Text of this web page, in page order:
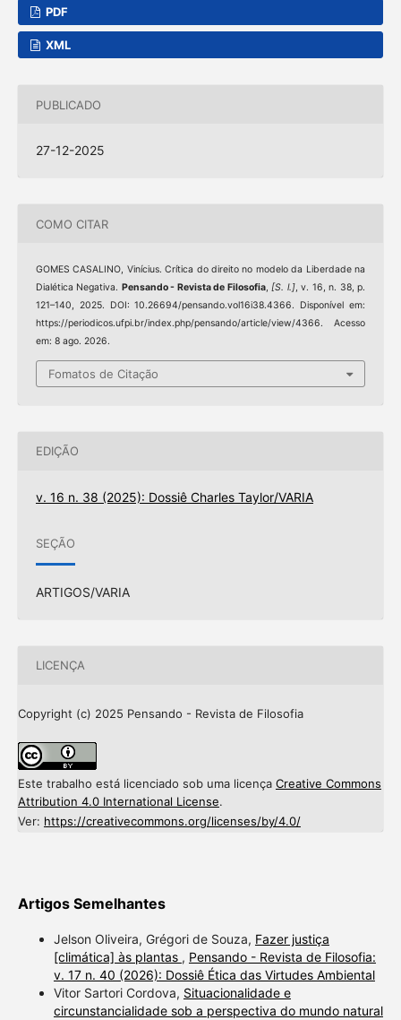
PDF
XML
PUBLICADO
27-12-2025
COMO CITAR
GOMES CASALINO, Vinícius. Crítica do direito no modelo da Liberdade na
Dialética Negativa. Pensando - Revista de Filosofia,[S. l.], v. 16, n. 38, p.
121–140, 2025. DOI: 10.26694/pensando.vol16i38.4366. Disponível em:
https://periodicos.ufpi.br/index.php/pensando/article/view/4366. Acesso
em: 8 ago. 2026.
Fomatos de Citação
EDIÇÃO
v. 16 n. 38 (2025): Dossiê Charles Taylor/VARIA
SEÇÃO
ARTIGOS/VARIA
LICENÇA
Copyright (c) 2025 Pensando - Revista de Filosofia
Este trabalho está licenciado sob uma licença Creative Commons
Attribution 4.0 International License.
Ver: https://creativecommons.org/licenses/by/4.0/
Artigos Semelhantes
Jelson Oliveira, Grégori de Souza, Fazer justiça
[climática] às plantas , Pensando - Revista de Filosofia:
v. 17 n. 40 (2026): Dossiê Ética das Virtudes Ambiental
Vitor Sartori Cordova, Situacionalidade e
circunstancialidade sob a perspectiva do mundo natural